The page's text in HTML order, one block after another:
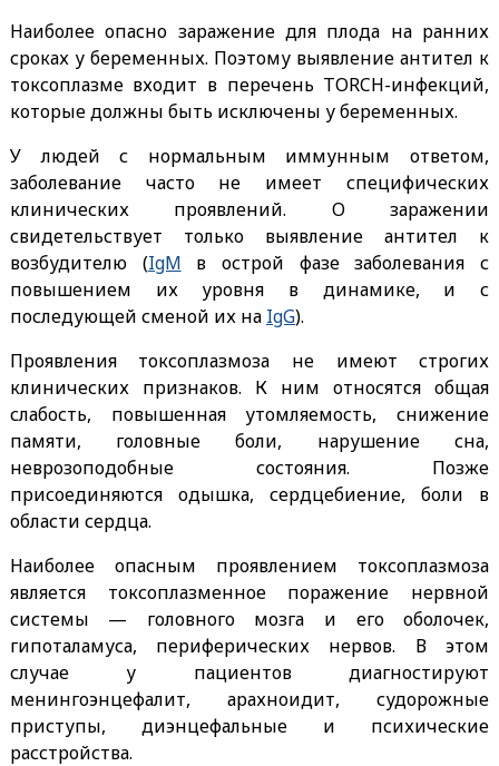
Наиболее опасно заражение для плода на ранних
сроках у беременных. Поэтому выявление антител к
токсоплазме входит в перечень TORCH-инфекций,
которые должны быть исключены у беременных.
У людей с нормальным иммунным ответом,
заболевание часто не имеет специфических
клинических проявлений. О заражении
свидетельствует только выявление антител к
возбудителю (IgM в острой фазе заболевания с
повышением их уровня в динамике, и с
последующей сменой их на IgG).
Проявления токсоплазмоза не имеют строгих
клинических признаков. К ним относятся общая
слабость, повышенная утомляемость, снижение
памяти, головные боли, нарушение сна,
неврозоподобные состояния. Позже
присоединяются одышка, сердцебиение, боли в
области сердца.
Наиболее опасным проявлением токсоплазмоза
является токсоплазменное поражение нервной
системы — головного мозга и его оболочек,
гипоталамуса, периферических нервов. В этом
случае у пациентов диагностируют
менингоэнцефалит, арахноидит, судорожные
приступы, диэнцефальные и психические
расстройства.